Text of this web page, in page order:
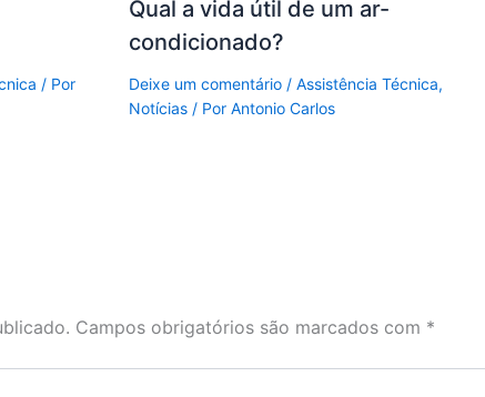
/ Por
Qual a vida útil de um ar-
condicionado?
Deixe um comentário / Assistência Técnica,
Notícias / Por Antonio Carlos
Campos obrigatórios são marcados com *